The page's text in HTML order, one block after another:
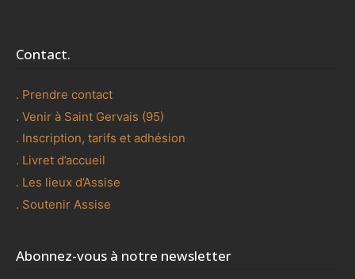
Contact.
. Prendre contact
. Venir à Saint Gervais (95)
. Inscription, tarifs et adhésion
. Livret d’accueil
. Les lieux d’Assise
. Soutenir Assise
Abonnez-vous à notre newsletter